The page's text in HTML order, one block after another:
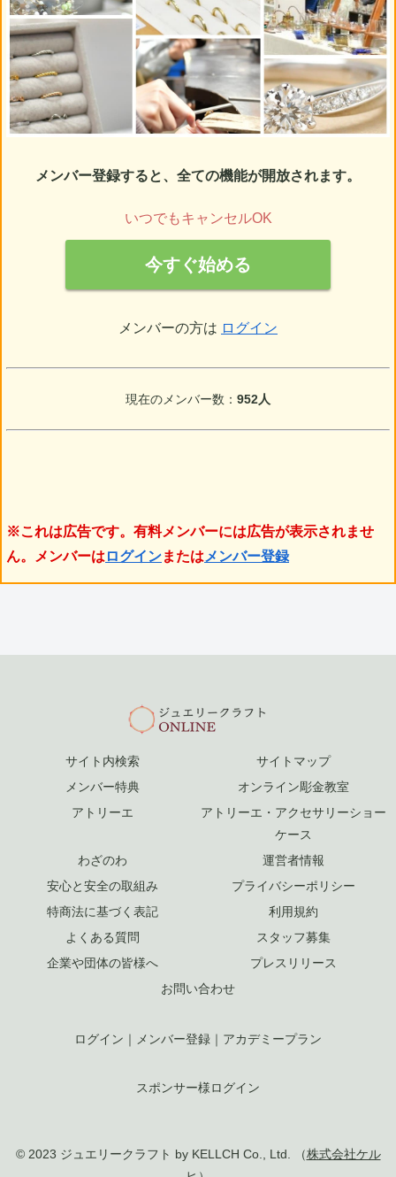
メンバー登録すると、全ての機能が開放されます。
いつでもキャンセルOK
今すぐ始める
メンバーの方は ログイン
現在のメンバー数： 952人
※これは広告です。有料メンバーには広告が表示されませ
ん。メンバーは ログインまたは メンバー登録
サイト内検索
サイトマップ
メンバー特典
オンライン彫金教室
アトリーエ
アトリーエ・アクセサリーショー
ケース
わざのわ
運営者情報
安心と安全の取組み
プライバシーポリシー
特商法に基づく表記
利用規約
よくある質問
スタッフ募集
企業や団体の皆様へ
プレスリリース
お問い合わせ
ログイン ｜ メンバー登録 ｜ アカデミープラン
スポンサー様ログイン
© 2023 ジュエリークラフト by KELLCH Co., Ltd. （株式会社ケル